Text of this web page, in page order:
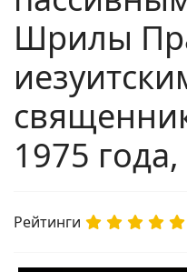
Шрилы
1975
Рейтинги